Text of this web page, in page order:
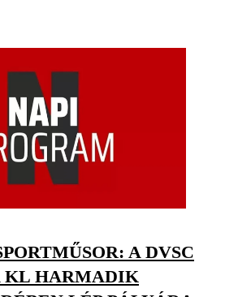
A DVSC
KL HARMADIK